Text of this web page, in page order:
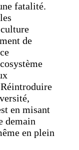
fatalité.
de
en misant
demain
en plein